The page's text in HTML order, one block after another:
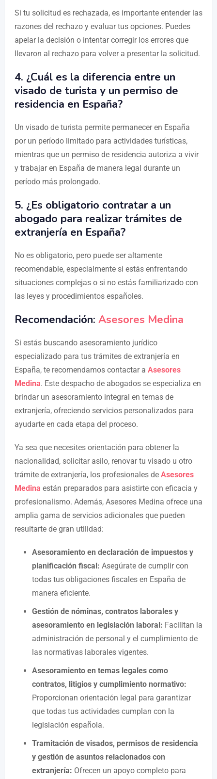
Si tu solicitud es rechazada, es importante entender las
razones del rechazo y evaluar tus opciones. Puedes
apelar la decisión o intentar corregir los errores que
llevaron al rechazo para volver a presentar la solicitud.
4. ¿Cuál es la diferencia entre un
visado de turista y un permiso de
residencia en España?
Un visado de turista permite permanecer en España
por un período limitado para actividades turísticas,
mientras que un permiso de residencia autoriza a vivir
y trabajar en España de manera legal durante un
período más prolongado.
5. ¿Es obligatorio contratar a un
abogado para realizar trámites de
extranjería en España?
No es obligatorio, pero puede ser altamente
recomendable, especialmente si estás enfrentando
situaciones complejas o si no estás familiarizado con
las leyes y procedimientos españoles.
Recomendación: Asesores Medina
Si estás buscando asesoramiento jurídico
especializado para tus trámites de extranjería en
España, te recomendamos contactar a Asesores
Medina. Este despacho de abogados se especializa en
brindar un asesoramiento integral en temas de
extranjería, ofreciendo servicios personalizados para
ayudarte en cada etapa del proceso.
Ya sea que necesites orientación para obtener la
nacionalidad, solicitar asilo, renovar tu visado u otro
trámite de extranjería, los profesionales de Asesores
Medina están preparados para asistirte con eficacia y
profesionalismo. Además, Asesores Medina ofrece una
amplia gama de servicios adicionales que pueden
resultarte de gran utilidad:
Asesoramiento en declaración de impuestos y
planificación fiscal: Asegúrate de cumplir con
todas tus obligaciones fiscales en España de
manera eficiente.
Gestión de nóminas, contratos laborales y
asesoramiento en legislación laboral: Facilitan la
administración de personal y el cumplimiento de
las normativas laborales vigentes.
Asesoramiento en temas legales como
contratos, litigios y cumplimiento normativo:
Proporcionan orientación legal para garantizar
que todas tus actividades cumplan con la
legislación española.
Tramitación de visados, permisos de residencia
y gestión de asuntos relacionados con
extranjería: Ofrecen un apoyo completo para